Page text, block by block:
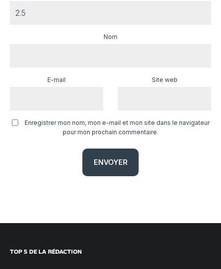
Nom
E-mail Site web
Enregistrer mon nom, mon e-mail et mon site dans le navigateur
pour mon prochain commentaire.
TOP 5 DE LA RÉDACTION